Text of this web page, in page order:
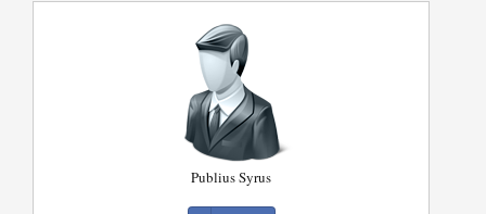
Publius Syrus